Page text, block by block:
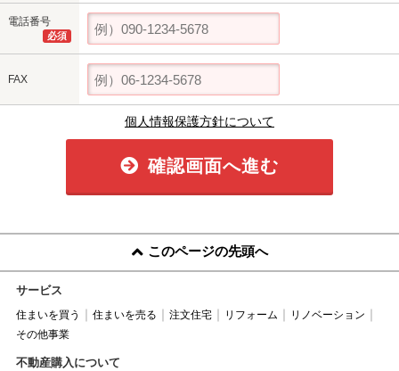
電話番号
必須
FAX
個人情報保護方針について
確認画面へ進む
このページの先頭へ
サービス
住まいを買う 住まいを売る 注文住宅 リフォーム
リノベーション
その他事業
不動産購入について